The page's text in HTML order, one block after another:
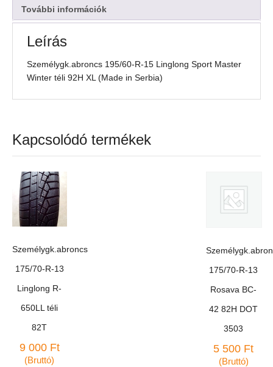
téli
92H
(Made
Serbia)
mennyiség
További információk
Leírás
Személygk.abroncs 195/60-R-15 Linglong Sport Master
Winter téli 92H XL (Made in Serbia)
Kapcsolódó termékek
Személygk.abroncs
175/70-R-13
Linglong R-
650LL téli
82T
9 000 Ft
(Bruttó)
175/70-R-13
Rosava BC-
42 82H DOT
3503
5 500 Ft
(Bruttó)